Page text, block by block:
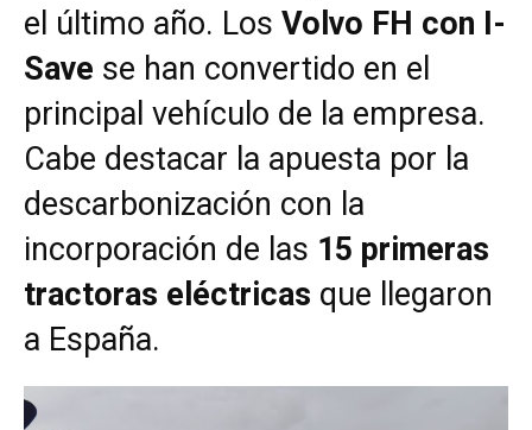
el último año. Los Volvo FH con I-
Save se han convertido en el
principal vehículo de la empresa.
Cabe destacar la apuesta por la
descarbonización con la
incorporación de las 15 primeras
tractoras eléctricas que llegaron
a España.